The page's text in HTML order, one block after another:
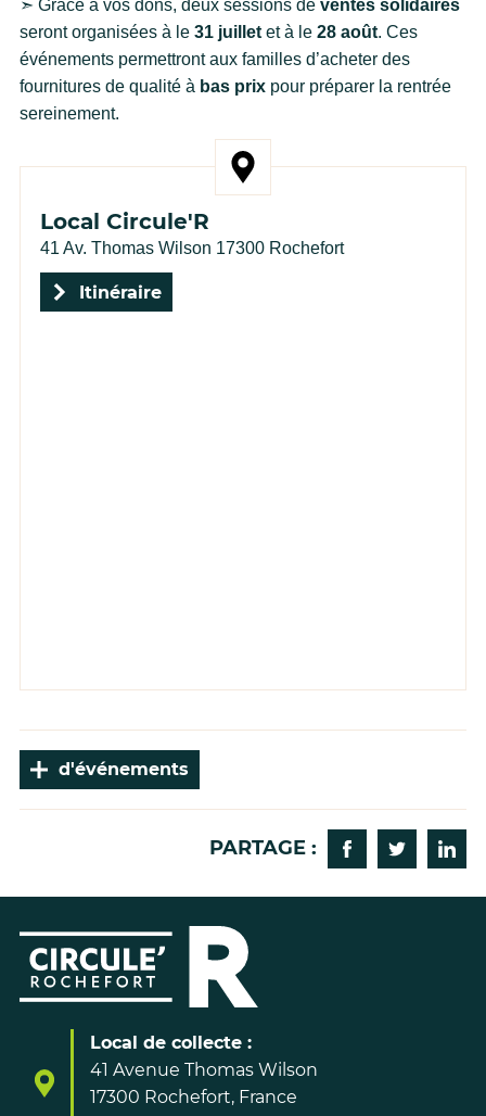
➣ Grâce à vos dons, deux sessions de ventes solidaires
seront organisées à le 31 juilletet à le 28 août. Ces
événements permettront aux familles d’acheter des
fournitures de qualité à bas prixpour préparer la rentrée
sereinement.
Adresse de l'événement
Local Circule'R
41 Av. Thomas Wilson 17300 Rochefort
Itinéraire
Plus
d'événements
PARTAGE : Partager sur
Partager
Local de collecte :
41 Avenue Thomas Wilson
17300 Rochefort, France